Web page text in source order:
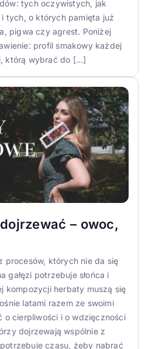
tych oczywistych, jak
tych, o których pamięta już
pigwa czy agrest. Poniżej
profil smakowy każdej
którą wybrać do […]
– owoc,
procesów, których nie da się
gałęzi potrzebuje słońca i
kompozycji herbaty muszą się
latami razem ze swoimi
o cierpliwości i o wdzięczności
dojrzewają wspólnie z
czasu, żeby nabrać